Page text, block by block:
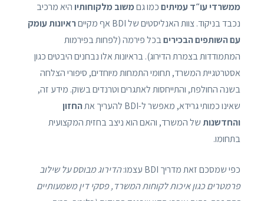
ממשרדי עו״ד עמיתיםכמו גםמשוב מלקוחותיו היא מרכיב
נכבד בניקוד. צוות האנליסטים של BDI אף מקיים
ראיונות עומק
עם השותפים הבכיריםבכל פירמה (לפחות בפירמות
המתמודדות בצמרת הדירוג). בראיונות אלו נבחנים היבטים כגון
אסטרטגיית המשרד, תחומי התמחות מיוחדים, סיפורי הצלחה
בשנה החולפת, והתייחסות לאתגרים וטרנדים בשוק. מידע זה,
שאינו כמותי גרידא, מאפשר ל-BDI להעריך את
החזון
והחדשנותשל המשרד, והאם הוא ניצב בחזית המקצועית
בתחומו.
כפי שמסכם זאת מדריך BDI עצמו:
הדירוג מבוסס על שילוב
פרמטרים כגון איכות לקוחות המשרד, פסקי דין משמעותיים